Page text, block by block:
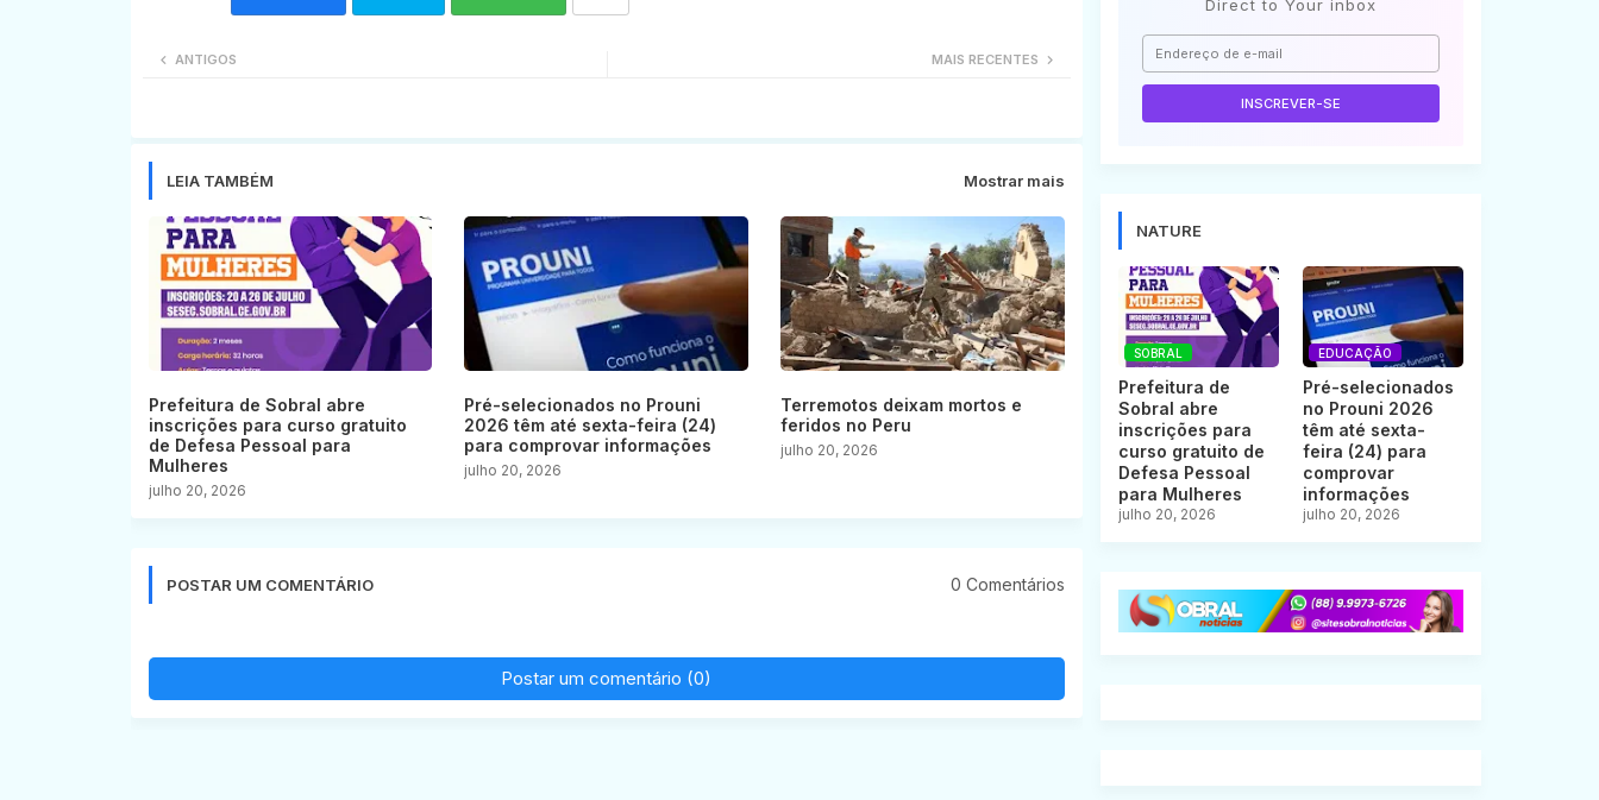
MAIS RECENTES
ANTIGOS
LEIA TAMBÉM Mostrar mais
Prefeitura de Sobral abre
inscrições para curso gratuito
de Defesa Pessoal para
Mulheres
julho 20, 2026
Pré-selecionados no Prouni
2026 têm até sexta-feira (24)
para comprovar informações
julho 20, 2026
Terremotos deixam mortos e
feridos no Peru
julho 20, 2026
POSTAR UM COMENTÁRIO 0 Comentários
Postar um comentário (0)
Direct to Your inbox
NATURE
SOBRAL
Prefeitura de
Sobral abre
inscrições para
curso gratuito de
Defesa Pessoal
para Mulheres
julho 20, 2026
EDUCAÇÃO
Pré-selecionados
no Prouni 2026
têm até sexta-
feira (24) para
comprovar
informações
julho 20, 2026